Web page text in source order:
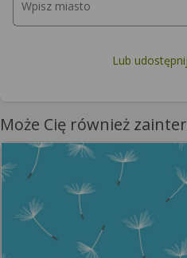
Lub
Może Cię również